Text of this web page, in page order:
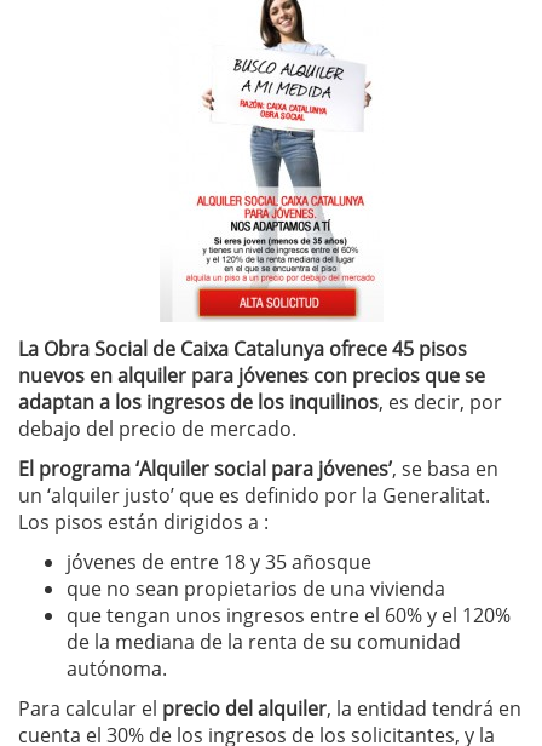
La Obra Social de Caixa Catalunya ofrece 45 pisos
nuevos en alquiler para jóvenes con precios que se
adaptan a los ingresos de los inquilinos, es decir, por
debajo del precio de mercado.
El programa ‘Alquiler social para jóvenes’, se basa en
un ‘alquiler justo’ que es definido por la Generalitat.
Los pisos están dirigidos a :
jóvenes de entre 18 y 35 añosque
que no sean propietarios de una vivienda
que tengan unos ingresos entre el 60% y el 120%
de la mediana de la renta de su comunidad
autónoma.
Para calcular el precio del alquiler, la entidad tendrá en
cuenta el 30% de los ingresos de los solicitantes, y la